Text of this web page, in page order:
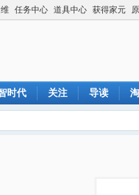
任务中心 道具中心 获得家元
时代 关注 导读